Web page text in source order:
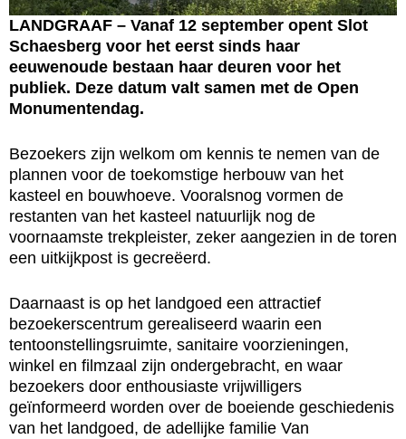
LANDGRAAF – Vanaf 12 september opent Slot
Schaesberg voor het eerst sinds haar
eeuwenoude bestaan haar deuren voor het
publiek. Deze datum valt samen met de Open
Monumentendag.
Bezoekers zijn welkom om kennis te nemen van de
plannen voor de toekomstige herbouw van het
kasteel en bouwhoeve. Vooralsnog vormen de
restanten van het kasteel natuurlijk nog de
voornaamste trekpleister, zeker aangezien in de toren
een uitkijkpost is gecreëerd.
Daarnaast is op het landgoed een attractief
bezoekerscentrum gerealiseerd waarin een
tentoonstellingsruimte, sanitaire voorzieningen,
winkel en filmzaal zijn ondergebracht, en waar
bezoekers door enthousiaste vrijwilligers
geïnformeerd worden over de boeiende geschiedenis
van het landgoed, de adellijke familie Van